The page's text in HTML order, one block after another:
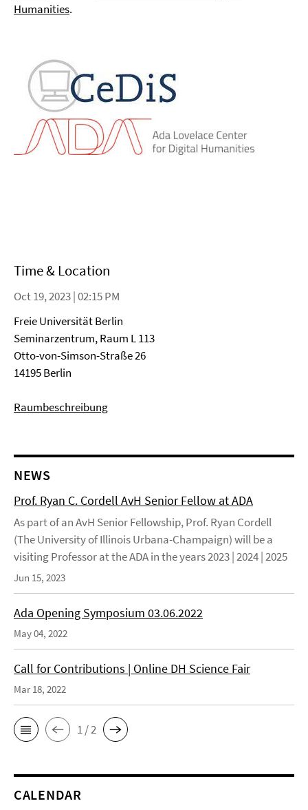
Humanities.
Time & Location
Oct 19, 2023 | 02:15 PM
Freie Universität Berlin
Seminarzentrum, Raum L 113
Otto-von-Simson-Straße 26
14195 Berlin
Raumbeschreibung
NEWS
Prof. Ryan C. Cordell AvH Senior Fellow at ADA
As part of an AvH Senior Fellowship, Prof. Ryan Cordell
(The University of Illinois Urbana-Champaign) will be a
visiting Professor at the ADA in the years 2023 | 2024 | 2025
Jun 15, 2023
Ada Opening Symposium 03.06.2022
May 04, 2022
Call for Contributions | Online DH Science Fair
Mar 18, 2022
1 / 2
CALENDAR